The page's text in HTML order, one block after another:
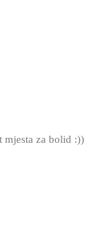
mjesta za bolid :))